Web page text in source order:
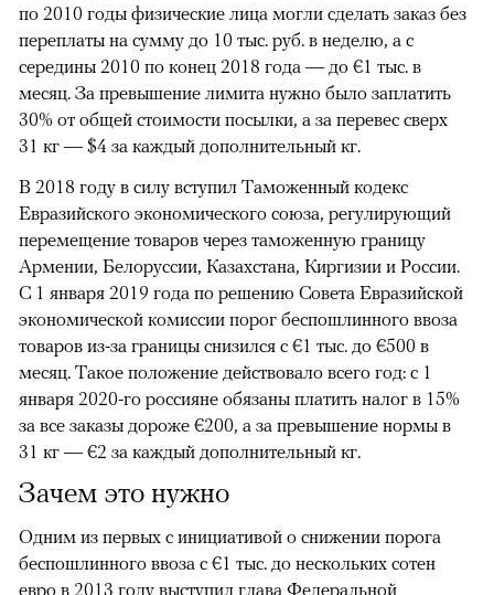
по 2010 годы физические лица могли сделать заказ без
переплаты на сумму до 10 тыс. руб. в неделю, а с
середины 2010 по конец 2018 года — до €1 тыс. в
месяц. За превышение лимита нужно было заплатить
30% от общей стоимости посылки, а за перевес сверх
31 кг — $4 за каждый дополнительный кг.
В 2018 году в силу вступил Таможенный кодекс
Евразийского экономического союза, регулирующий
перемещение товаров через таможенную границу
Армении, Белоруссии, Казахстана, Киргизии и России.
С 1 января 2019 года по решению Совета Евразийской
экономической комиссии порог беспошлинного ввоза
товаров из-за границы снизился с €1 тыс. до €500 в
месяц. Такое положение действовало всего год: с 1
января 2020-го россияне обязаны платить налог в 15%
за все заказы дороже €200, а за превышение нормы в
31 кг — €2 за каждый дополнительный кг.
Зачем это нужно
Одним из первых с инициативой о снижении порога
беспошлинного ввоза с €1 тыс. до нескольких сотен
евро в 2013 году выступил глава Федеральной